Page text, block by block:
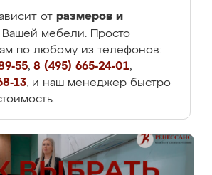
от размеров и
Вашей мебели. Просто
по любому из телефонов:
55, 8 (495) 665-24-01,
13, и наш менеджер быстро